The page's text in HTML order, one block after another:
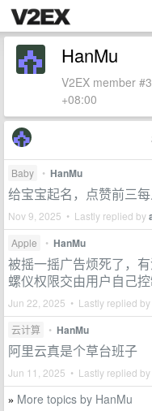
HanMu
V2EX member
+08:00
Baby • HanMu
给宝宝起名，点赞前三
Nov 9, 2025 • Lastly replied by
Apple • HanMu
被摇一摇广告烦死了，
螺仪权限交由用户自己
Jun 22, 2025 • Lastly replied by
云计算 • HanMu
阿里云真是个草台班子
Jun 11, 2025 • Lastly replied by
» More topics by HanMu